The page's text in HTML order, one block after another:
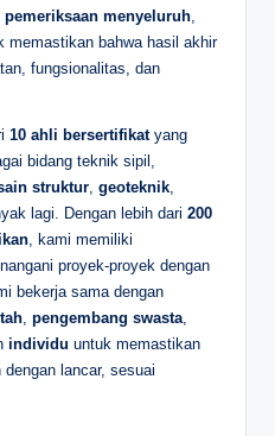
pemeriksaan menyeluruh
memastikan bahwa hasil akhir
fungsionalitas, dan
10 ahli bersertifikatyang
bidang teknik sipil,
struktur geoteknik
lagi. Dengan lebih dari 200
, kami memiliki
proyek-proyek dengan
bekerja sama dengan
pengembang swasta
individu untuk memastikan
lancar, sesuai